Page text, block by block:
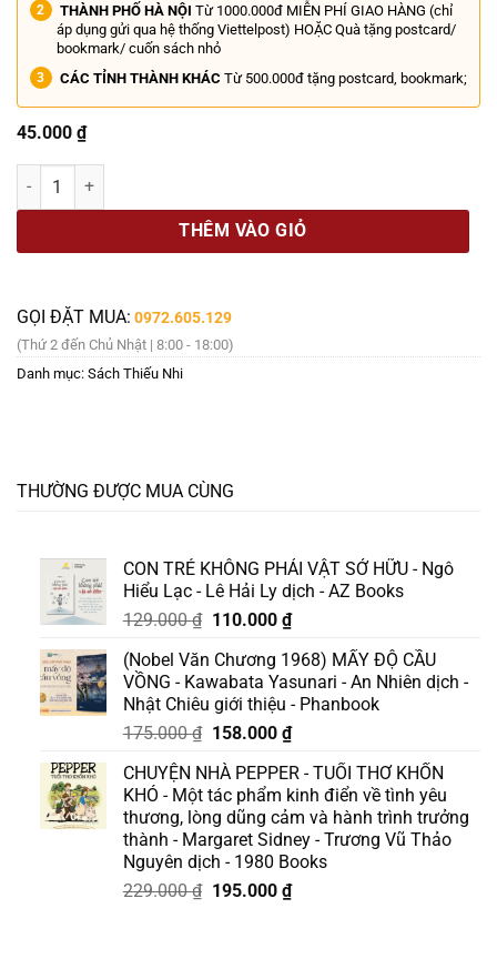
THÀNH PHỐ HÀ NỘI Từ 1000.000đ MIỄN PHÍ GIAO HÀNG (chỉ
áp dụng gửi qua hệ thống Viettelpost) HOẶC Quà tặng postcard/
bookmark/ cuốn sách nhỏ
CÁC TỈNH THÀNH KHÁC Từ 500.000đ tặng postcard, bookmark;
45.000 ₫
(Tập 5 - Tập cuối) HESMAN – CHIẾN BINH THIẾT GIÁP – Nhiều tác
THÊM VÀO GIỎ
GỌI ĐẶT MUA: 0972.605.129
(Thứ 2 đến Chủ Nhật | 8:00 - 18:00)
Danh mục: Sách Thiếu Nhi
THƯỜNG ĐƯỢC MUA CÙNG
CON TRẺ KHÔNG PHẢI VẬT SỞ HỮU - Ngô
Hiểu Lạc - Lê Hải Ly dịch - AZ Books
129.000₫ Giá
là:
129.000 ₫.
110.000 ₫Giá
tại
là:
110.000 ₫.
(Nobel Văn Chương 1968) MẤY ĐỘ CẦU
VỒNG - Kawabata Yasunari - An Nhiên dịch -
Nhật Chiêu giới thiệu - Phanbook
175.000₫ Giá
là:
175.000 ₫.
158.000 ₫Giá
tại
là:
158.000 ₫.
CHUYỆN NHÀ PEPPER - TUỔI THƠ KHỐN
KHÓ - Một tác phẩm kinh điển về tình yêu
thương, lòng dũng cảm và hành trình trưởng
thành - Margaret Sidney - Trương Vũ Thảo
Nguyên dịch - 1980 Books
229.000₫ Giá
195.000 ₫Giá